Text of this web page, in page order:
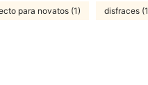
para novatos (1) disfraces